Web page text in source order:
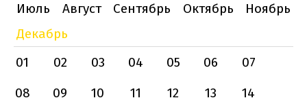
Июль
Август Сентябрь Октябрь
Ноябрь
Декабрь
01
02 03 04 05 06
07
08
09 10 11 12 13
14